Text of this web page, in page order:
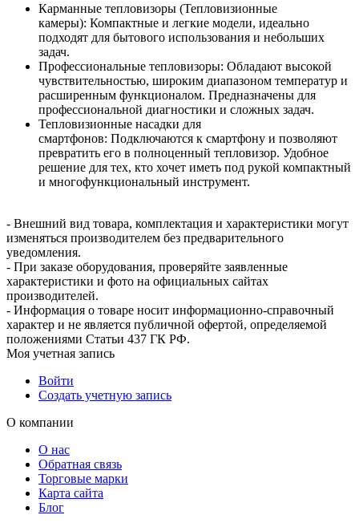
Карманные тепловизоры (Тепловизионные
камеры): Компактные и легкие модели, идеально
подходят для бытового использования и небольших
задач.
Профессиональные тепловизоры: Обладают высокой
чувствительностью, широким диапазоном температур и
расширенным функционалом. Предназначены для
профессиональной диагностики и сложных задач.
Тепловизионные насадки для
смартфонов: Подключаются к смартфону и позволяют
превратить его в полноценный тепловизор. Удобное
решение для тех, кто хочет иметь под рукой компактный
и многофункциональный инструмент.
- Внешний вид товара, комплектация и характеристики могут
изменяться производителем без предварительного
уведомления.
- При заказе оборудования, проверяйте заявленные
характеристики и фото на официальных сайтах
производителей.
- Информация о товаре носит информационно-справочный
характер и не является публичной офертой, определяемой
положениями Статьи 437 ГК РФ.
Моя учетная запись
Войти
Создать учетную запись
О компании
О нас
Обратная связь
Торговые марки
Карта сайта
Блог